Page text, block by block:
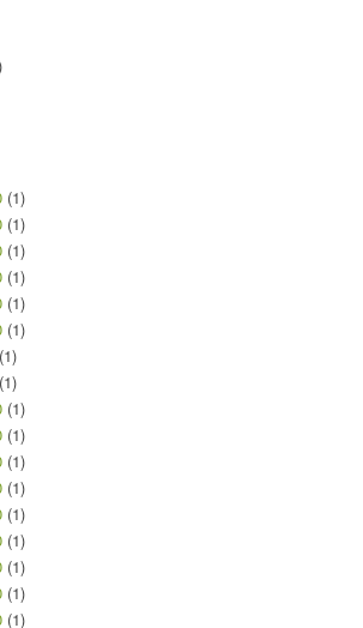
(1)
(1)
(1)
(1)
(1)
(1)
(1)
(1)
(1)
(1)
(1)
(1)
(1)
(1)
(1)
(1)
(1)